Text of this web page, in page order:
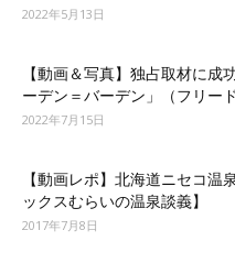
2022年5月13日
【動画＆写真】独占取材に成
ーデン＝バーデン」（フリー
2022年7月15日
【動画レポ】北海道ニセコ温
ックスむらいの温泉談義】
2017年7月8日